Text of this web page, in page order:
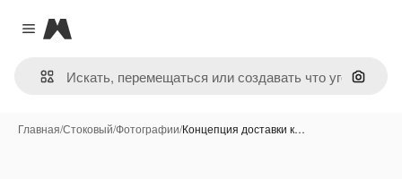
Close menu
Magnific
Поиск
Главная/Стоковый/Фотографии/Концепция доставки к…